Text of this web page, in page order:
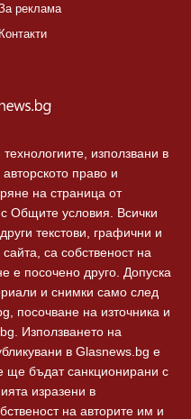
реклама
Контакти
използвани в
право и
на страница от
Общите условия. Всички
текстови, графични и
са собственост на
е посочено друго. Допуска
и снимки само след
посочване на източника и
Използването на
в Glasnews.bg е
ще бъдат санкционирани с
изразени в
на авторите им и